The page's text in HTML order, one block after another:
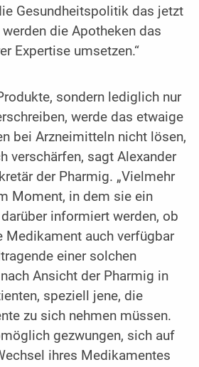
Gesundheitspolitik das jetzt
die Apotheken das
Expertise umsetzen.“
sondern lediglich nur
werde das etwaige
bei Arzneimitteln nicht lösen,
verschärfen, sagt Alexander
der Pharmig. „Vielmehr
Moment, in dem sie ein
informiert werden, ob
Medikament auch verfügbar
einer solchen
Ansicht der Pharmig in
speziell jene, die
zu sich nehmen müssen.
gezwungen, sich auf
ihres Medikamentes